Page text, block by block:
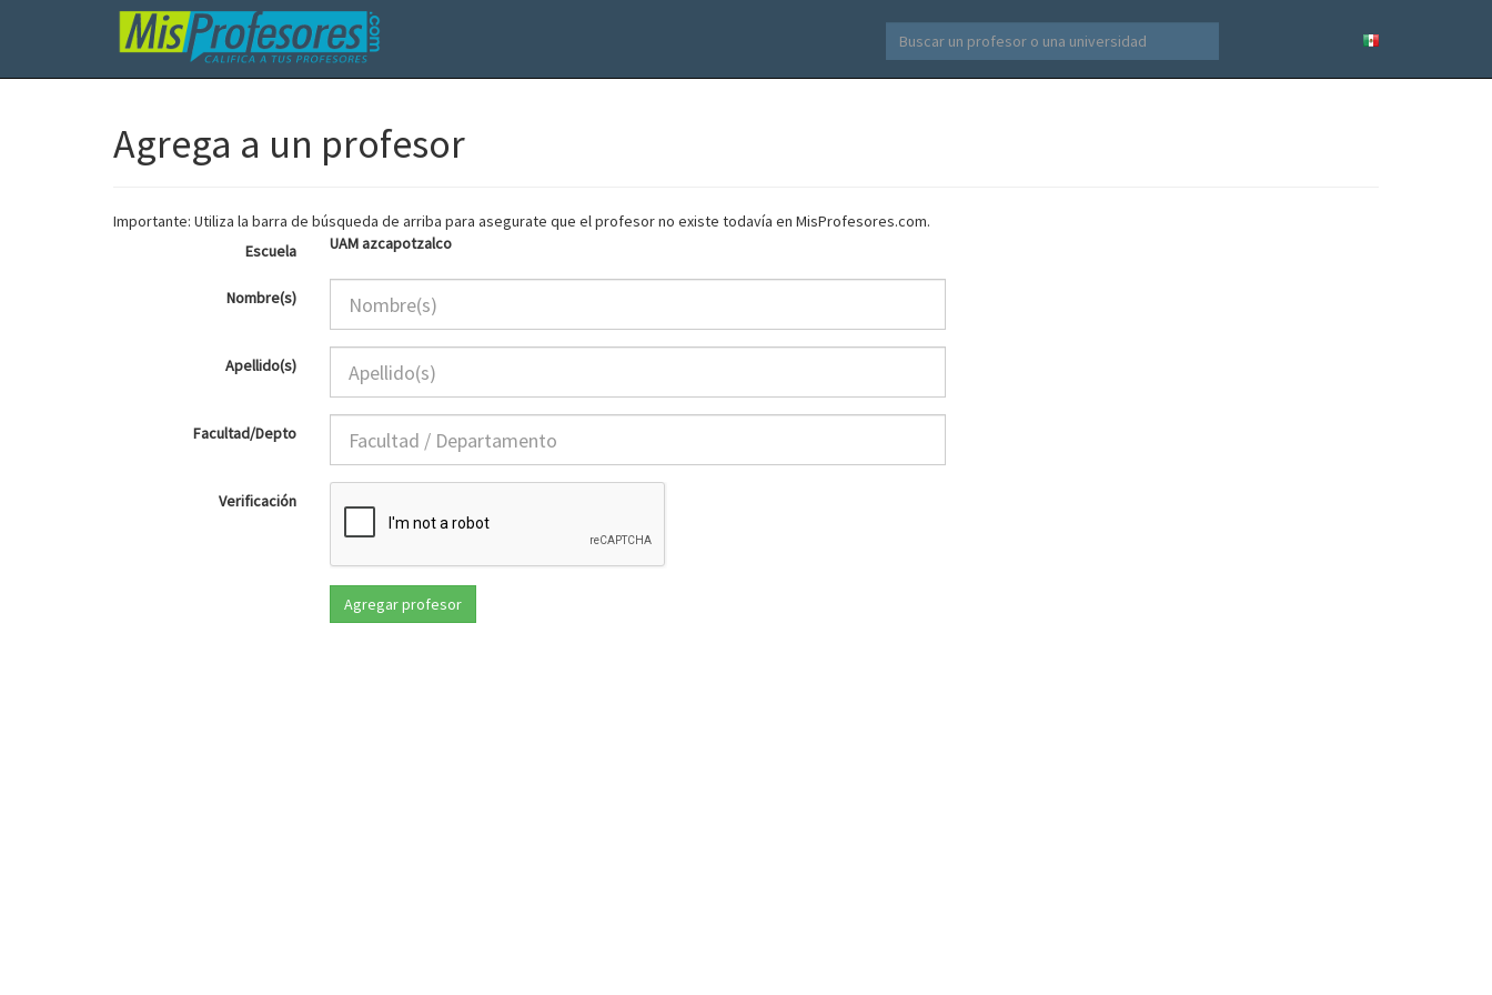
Agrega a un profesor
Importante: Utiliza la barra de búsqueda de arriba para asegurate que el profesor no existe todavía en MisProfesores.com.
Escuela
UAM azcapotzalco
Nombre(s)
Apellido(s)
Facultad/Depto
Verificación